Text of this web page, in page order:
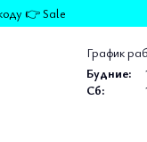
👉 Sale
График
Будние:
Сб: